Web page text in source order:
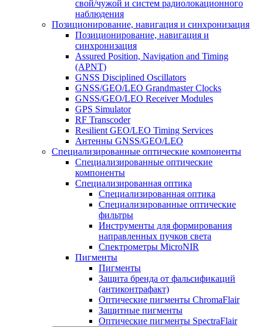
свой/чужой и систем радиолокационного
наблюдения
Позиционирование, навигация и синхронизация
Позиционирование, навигация и
синхронизация
Assured Position, Navigation and Timing
(APNT)
GNSS Disciplined Oscillators
GNSS/GEO/LEO Grandmaster Clocks
GNSS/GEO/LEO Receiver Modules
GPS Simulator
RF Transcoder
Resilient GEO/LEO Timing Services
Антенны GNSS/GEO/LEO
Специализированные оптические компоненты
Специализированные оптические
компоненты
Специализированная оптика
Специализированная оптика
Специализированные оптические
фильтры
Инструменты для формирования
направленных пучков света
Спектрометры MicroNIR
Пигменты
Пигменты
Защита бренда от фальсификаций
(антиконтрафакт)
Оптические пигменты ChromaFlair
Защитные пигменты
Оптические пигменты SpectraFlair